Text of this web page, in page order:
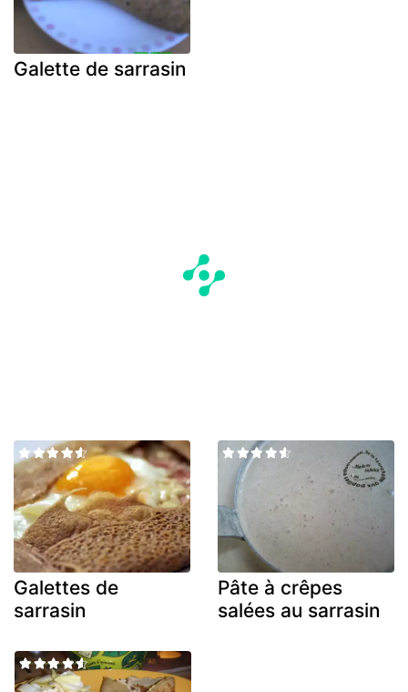
Galette de sarrasin
Galettes de
sarrasin
Pâte à crêpes
salées au sarrasin